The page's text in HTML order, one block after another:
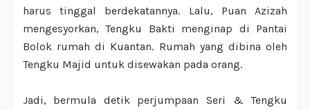
harus tinggal berdekatannya. Lalu, Puan Azizah
mengesyorkan, Tengku Bakti menginap di Pantai
Bolok rumah di Kuantan. Rumah yang dibina oleh
Tengku Majid untuk disewakan pada orang.
Jadi, bermula detik perjumpaan Seri & Tengku